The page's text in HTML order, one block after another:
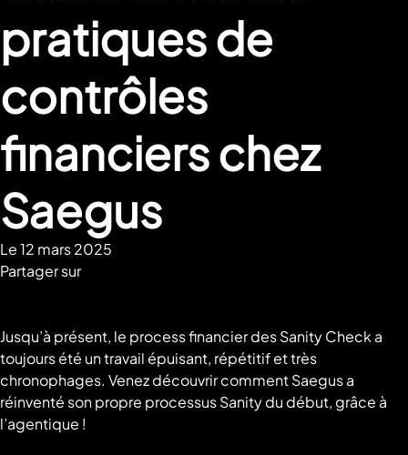
pratiques de
contrôles
financiers chez
Saegus
Le 12 mars 2025
Partager sur
Jusqu’à présent, le process financier des Sanity Check a
toujours été un travail épuisant, répétitif et très
chronophages. Venez découvrir comment Saegus a
réinventé son propre processus Sanity du début, grâce à
l’agentique !